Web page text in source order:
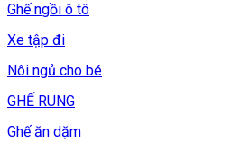
Ghế ngồi ô tô
Xe tập đi
Nôi ngủ cho bé
GHẾ RUNG
Ghế ăn dặm